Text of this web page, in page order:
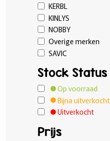
KERBL
KINLYS
NOBBY
Overige merken
SAVIC
Stock Status
Op voorraad
Bijna uitverkocht
Uitverkocht
Prijs